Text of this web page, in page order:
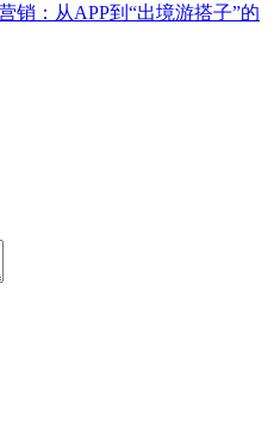
销：从APP到“出境游搭子”的